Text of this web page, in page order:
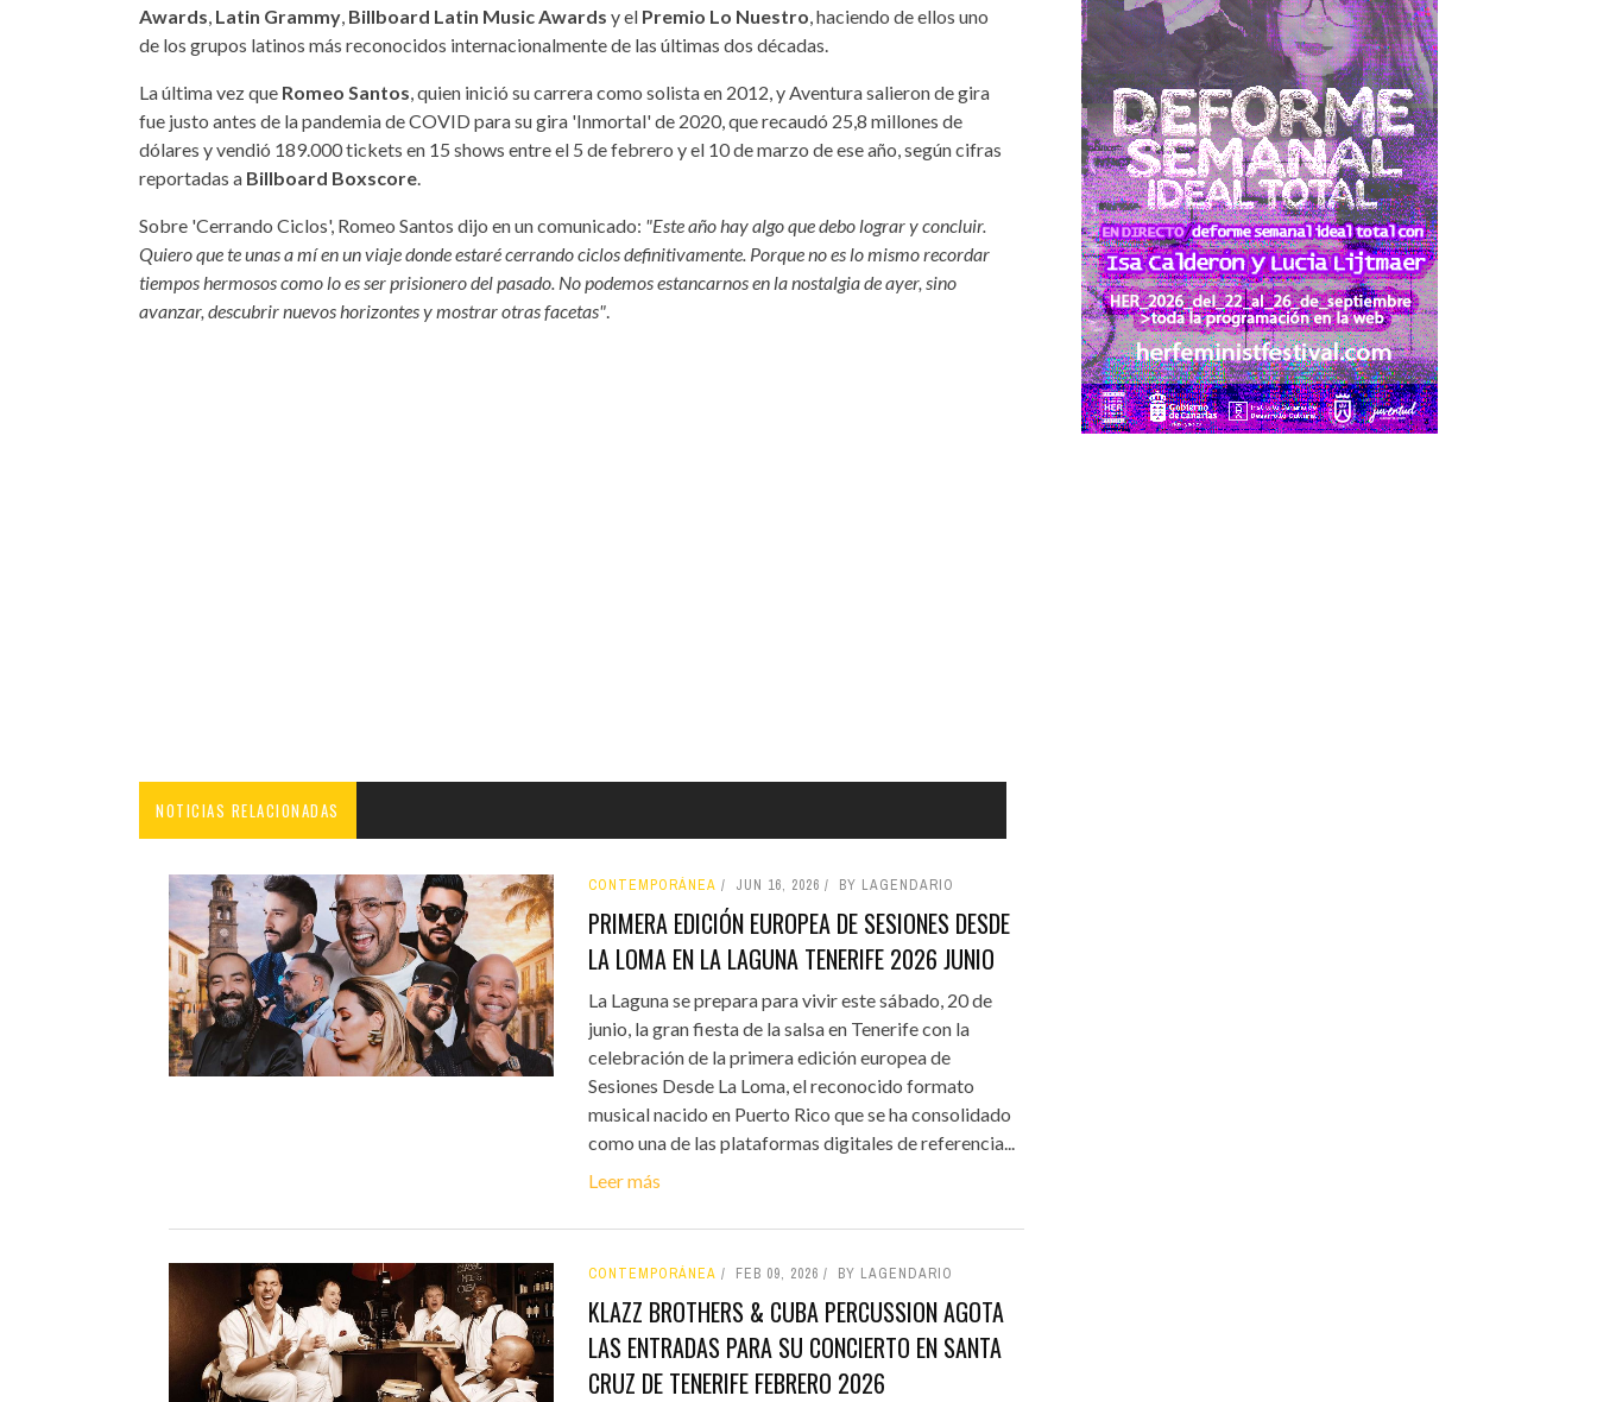
Awards Latin Grammy Billboard Latin Music Awards y el Premio Lo Nuestro , haciendo de ellos uno
de los grupos latinos más reconocidos internacionalmente de las últimas dos décadas.
La última vez que Romeo Santos , quien inició su carrera como solista en 2012, y Aventura salieron de gira
fue justo antes de la pandemia de COVID para su gira 'Inmortal' de 2020, que recaudó 25,8 millones de
dólares y vendió 189.000 tickets en 15 shows entre el 5 de febrero y el 10 de marzo de ese año, según cifras
reportadas a Billboard Boxscore
Sobre 'Cerrando Ciclos', Romeo Santos dijo en un comunicado: "Este año hay algo que debo lograr y concluir.
Quiero que te unas a mí en un viaje donde estaré cerrando ciclos definitivamente. Porque no es lo mismo recordar
tiempos hermosos como lo es ser prisionero del pasado. No podemos estancarnos en la nostalgia de ayer, sino
avanzar, descubrir nuevos horizontes y mostrar otras facetas"
NOTICIAS RELACIONADAS
CONTEMPORÁNEA JUN 16, 2026 BY LAGENDARIO
PRIMERA EDICIÓN EUROPEA DE SESIONES DESDE
LA LOMA EN LA LAGUNA TENERIFE 2026 JUNIO
La Laguna se prepara para vivir este sábado, 20 de
junio, la gran fiesta de la salsa en Tenerife con la
celebración de la primera edición europea de
Sesiones Desde La Loma, el reconocido formato
musical nacido en Puerto Rico que se ha consolidado
como una de las plataformas digitales de referencia...
Leer más
CONTEMPORÁNEA FEB 09, 2026 BY LAGENDARIO
KLAZZ BROTHERS & CUBA PERCUSSION AGOTA
LAS ENTRADAS PARA SU CONCIERTO EN SANTA
CRUZ DE TENERIFE FEBRERO 2026